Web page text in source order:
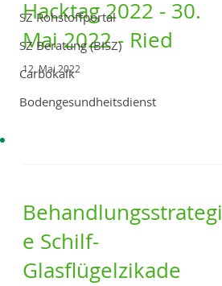
Hacktag 2022 - 30.
Mai 2022 - Ried
12. Mai 2022
Behandlungsstrategi
e Schilf-
Glasflügelzikade
SZ Rohstoffportal
SZ Beratung (BISZ)
Carbokalk
Bodengesundheitsdienst